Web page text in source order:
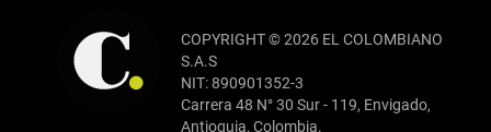
COPYRIGHT © 2026 EL COLOMBIANO
S.A.S
NIT: 890901352-3
Carrera 48 N° 30 Sur - 119, Envigado,
Antioquia, Colombia.